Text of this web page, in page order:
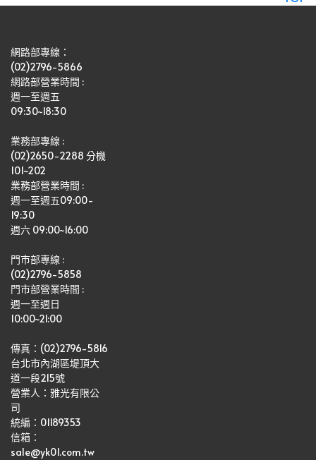
網路部專線：
(02)2796-5866
網路部營業時間 :
週一至週五
09:30~18:30
業務部專線 :
(02)2650-2288 分機
101~202
業務部營業時間 :
週一至週五09:00-
19:30
週六 09:00~16:00
門市部專線 :
(02)2796-5858
門市部營業時間 :
週一至週日
10:00~21:00
傳真：(02)2796-5816
台北市內湖區堤頂大
道一段215號
營業人：雅光有限公
司
統編：01189353
信箱：
sale@yk01.com.tw